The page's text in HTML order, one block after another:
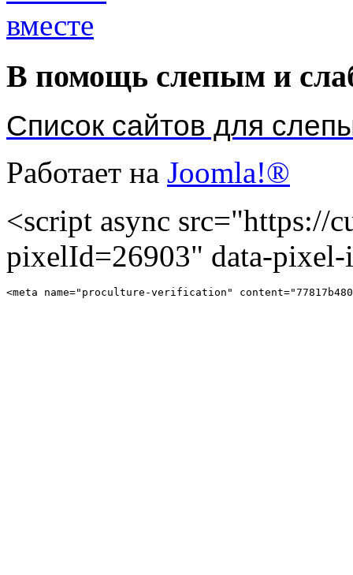
В помощь слепым и
Список сайтов для
Работает на Joomla!®
<script async src="https://
pixelId=26903" data-
<meta name="proculture-verification"